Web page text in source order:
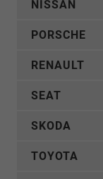
NISSAN
PORSCHE
RENAULT
SEAT
SKODA
TOYOTA